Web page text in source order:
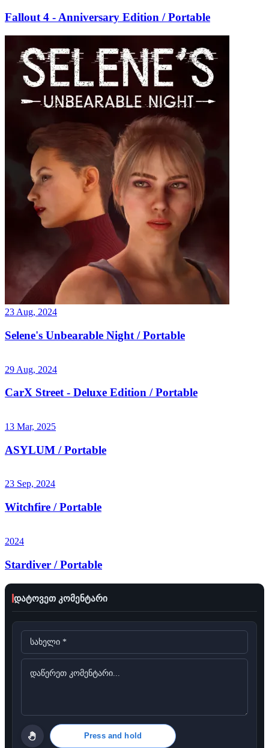
Fallout 4 - Anniversary Edition / Portable
23 Aug, 2024
Selene's Unbearable Night / Portable
29 Aug, 2024
CarX Street - Deluxe Edition / Portable
13 Mar, 2025
ASYLUM / Portable
23 Sep, 2024
Witchfire / Portable
2024
Stardiver / Portable
დატოვეთ კომენტარი
Press and hold